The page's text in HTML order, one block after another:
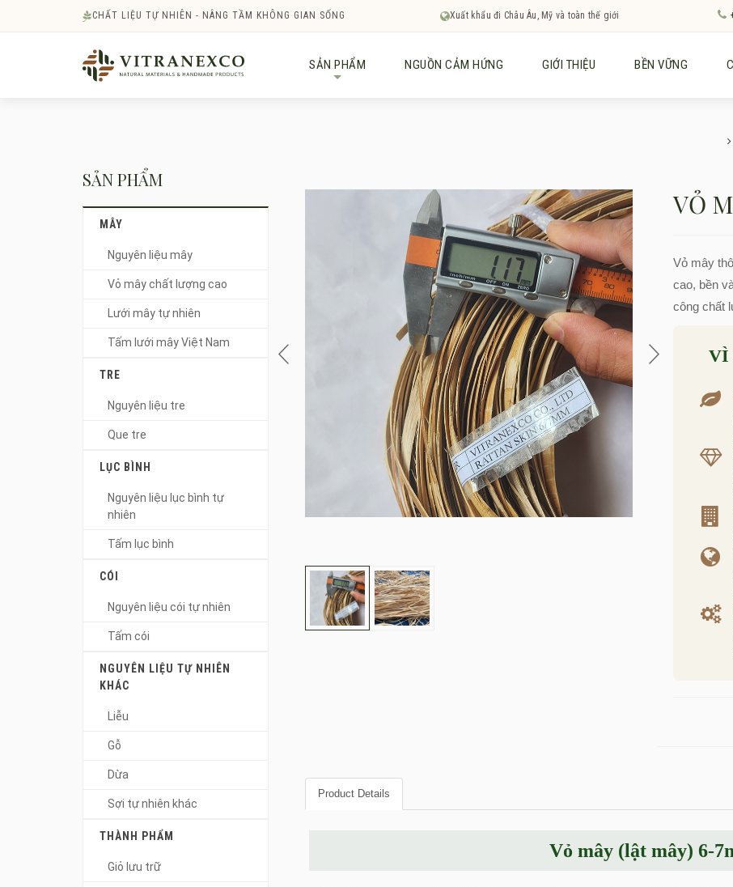
CHẤT LIỆU TỰ NHIÊN - NÂNG TẦM KHÔNG GIAN SỐNG Xuất khẩu đi Châu Âu, Mỹ và toàn thế giới
SẢN PHẨM NGUỒN CẢM HỨNG GIỚI THIỆU BỀN VỮNG
VỎ
Vỏ mây
cao, bền
công chất
VÌ
Product Details
Vỏ mây (lật mây) 6-
SẢN PHẨM
MÂY
Nguyên liệu mây
Vỏ mây chất lượng cao
Lưới mây tự nhiên
Tấm lưới mây Việt Nam
TRE
Nguyên liệu tre
Que tre
LỤC BÌNH
Nguyên liệu lục bình tự
nhiên
Tấm lục bình
CÓI
Nguyên liệu cói tự nhiên
Tấm cói
NGUYÊN LIỆU TỰ NHIÊN
KHÁC
Liễu
Gỗ
Dừa
Sợi tự nhiên khác
THÀNH PHẨM
Giỏ lưu trữ